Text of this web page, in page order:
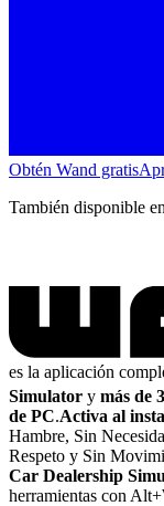
Obtén Wand gratis
También disponible en
es la aplicación
Simulator y más de
de PC.Activa al
Hambre, Sin
Respeto y Sin
Car Dealership
herramientas con